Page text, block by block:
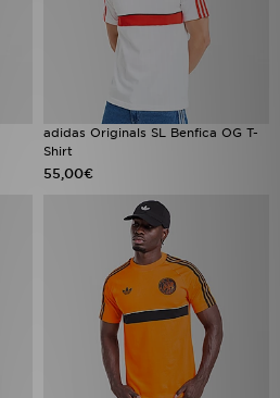
adidas Originals SL Benfica OG T-
Shirt
55,00€